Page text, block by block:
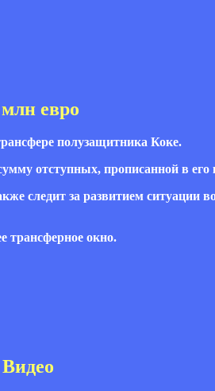
евро
полузащитника Коке.
отступных, прописанной в его
следит за развитием ситуации
трансферное окно.